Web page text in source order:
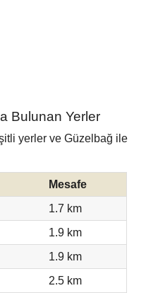
Bulunan Yerler
yerler ve Güzelbağ ile
Mesafe
1.7 km
1.9 km
1.9 km
2.5 km